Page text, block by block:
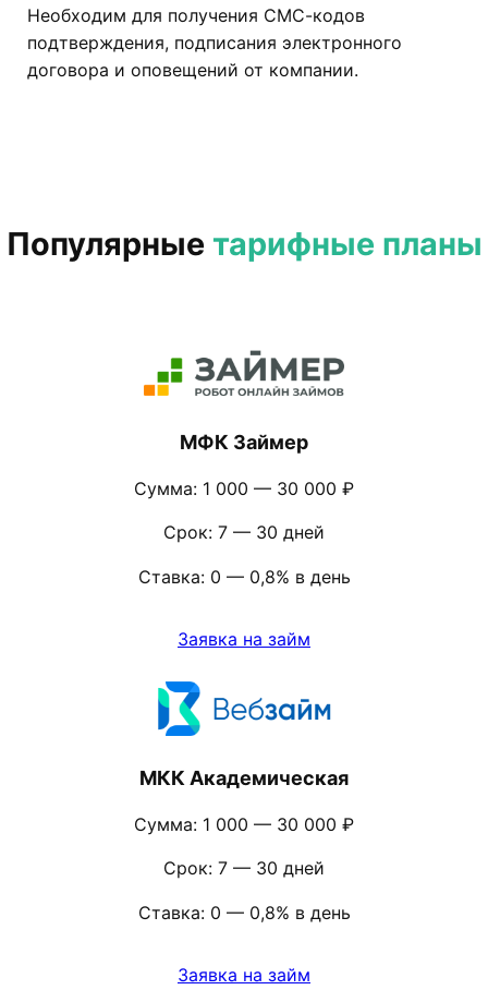
Необходим для получения СМС-кодов
подтверждения, подписания электронного
договора и оповещений от компании.
Популярные тарифные планы
МФК Займер
Сумма: 1 000 — 30 000 ₽
Срок: 7 — 30 дней
Ставка: 0 — 0,8% в день
Заявка на займ
МКК Академическая
Сумма: 1 000 — 30 000 ₽
Срок: 7 — 30 дней
Ставка: 0 — 0,8% в день
Заявка на займ